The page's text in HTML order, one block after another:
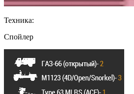
Техника:
Спойлер